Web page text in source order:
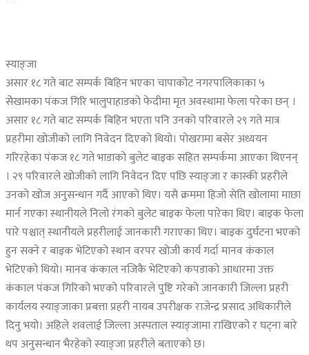
स्याङ्जा
असार १८ गते बाट सम्पर्क बिहिन भएका चापाकोट नगरपालिकाका ५
सेेखामका पंकज गिरि भालुपाहाडको फेदीमा मृत अवस्थामा फेला परेका छन् ।
असार १८ गते बाट सम्पर्क बिहिन भएता पनि उनको परिवारले २९ गते मात्र
प्रहरीमा खोजीको लागि निवेदन दिएको थियो। पोखरामा बसेर अध्ययन
गरिरहेका पंकज १८ गते भाडाको बुलेट बाइक सहित सम्पर्कमा आएका थिएनन्
। २९ परिवारले खोजीको लागि निवेदन दिए पछि स्याङ्जा र कास्की प्रहरीले
उनको खोज अनुसन्धान गर्दै आएको थिए। यसै क्रममा हिजो सेति खोलामा माछा
मार्न गएका स्थानीयले निलो रंगको बुलेट बाइक फेला पारेका थिए। बाइक फेला
पारे पश्चात् स्थानीयले प्रहरीलाई जानकारी गराएका थिए। बाइक दुर्घटना भएको
हुन सक्ने र बाइक भेटिएको स्थान वरपर खोजी कार्य गर्दा मानव कंकाल
भेटिएको थियो। मानव कंकाल नजिकै भेटिएको कपडाको आधारमा उक्त
कंकाल पंकज गिरिको भएको परिवारले पुष्टि गरेको जानकारी जिल्ला प्रहरी
कार्यलय स्याङ्जाका प्रबत्ता प्रहरी नायब उपरीक्षक राजेन्द्र प्रसाद अधिकारीले
दिनु भयो। अहिले शवलाई जिल्ला अस्पताल स्याङ्जामा राखिएको र घट्ना बारे
थप अनुसन्धान भैरहेको स्याङ्जा प्रहरीले बताएको छ।